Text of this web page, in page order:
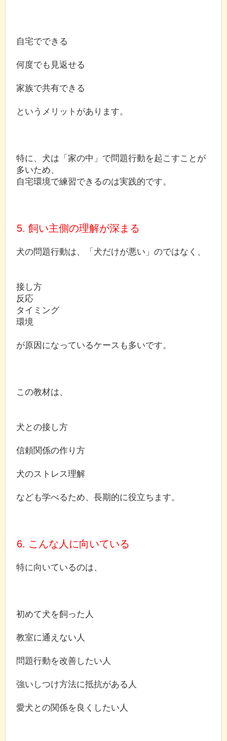
自宅でできる
何度でも見返せる
家族で共有できる
というメリットがあります。
特に、犬は「家の中」で問題行動を起こすことが
多いため、
自宅環境で練習できるのは実践的です。
5. 飼い主側の理解が深まる
犬の問題行動は、「犬だけが悪い」のではなく、
接し方
反応
タイミング
環境
が原因になっているケースも多いです。
この教材は、
犬との接し方
信頼関係の作り方
犬のストレス理解
なども学べるため、長期的に役立ちます。
6. こんな人に向いている
特に向いているのは、
初めて犬を飼った人
教室に通えない人
問題行動を改善したい人
強いしつけ方法に抵抗がある人
愛犬との関係を良くしたい人